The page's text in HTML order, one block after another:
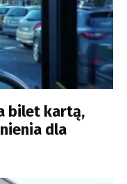
bilet kartą,
dla